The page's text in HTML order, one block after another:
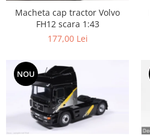
Macheta cap tractor Volvo
FH12 scara 1:43
177,00 Lei
NOU